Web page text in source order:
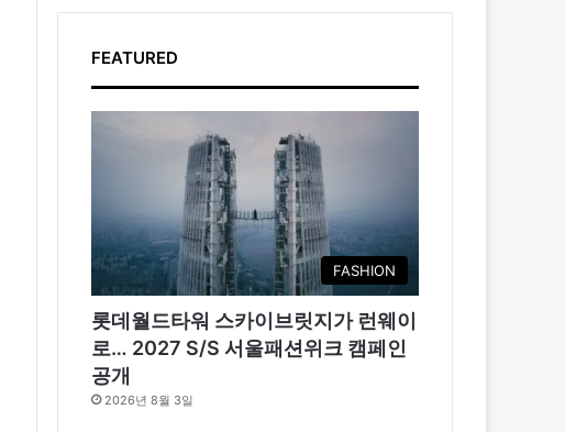
FEATURED
FASHION
롯데월드타워 스카이브릿지가 런웨이
로… 2027 S/S 서울패션위크 캠페인
공개
2026년 8월 3일